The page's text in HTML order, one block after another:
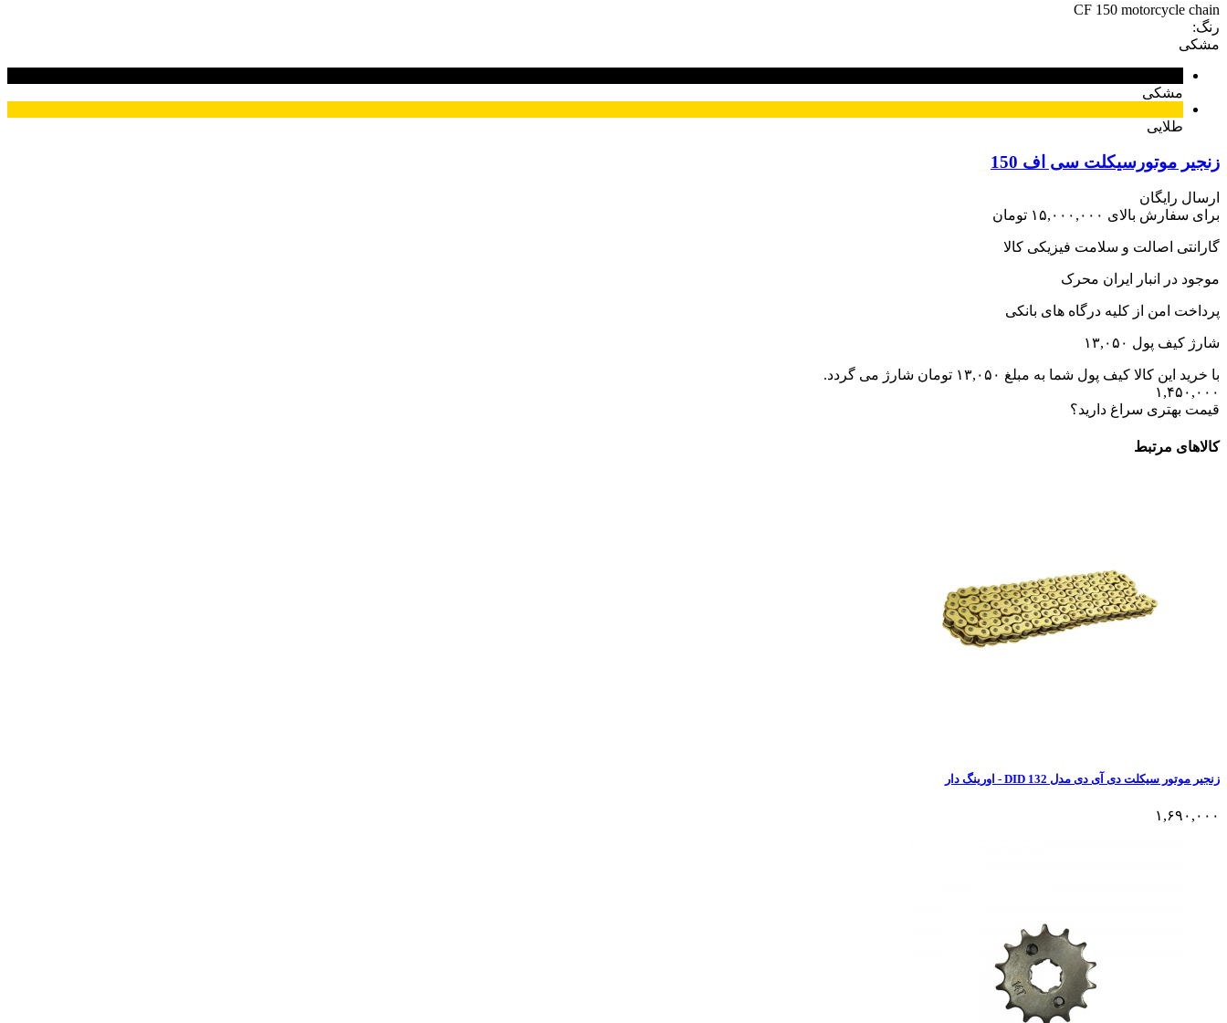
CF 150 motorcycle chain
رنگ:
مشکی
مشکی
طلایی
زنجیر موتورسیکلت سی اف 150
ارسال رایگان
برای سفارش بالای ۱۵,۰۰۰,۰۰۰ تومان
گارانتی اصالت و سلامت فیزیکی کالا
موجود در انبار ایران محرک
پرداخت امن از کلیه درگاه های بانکی
شارژ کیف پول ۱۳,۰۵۰
با خرید این کالا کیف پول شما به مبلغ ۱۳,۰۵۰ تومان شارژ می گردد.
۱,۴۵۰,۰۰۰
قیمت بهتری سراغ دارید؟
کالاهای مرتبط
زنجیر موتور سیکلت دی آی دی مدل DID 132 - اورینگ دار
۱,۶۹۰,۰۰۰